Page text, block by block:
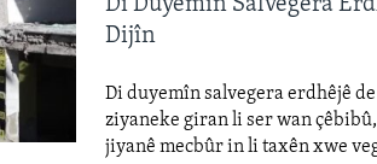
Dijîn
Di duyemîn salvegera erdhêjê
ziyaneke giran li ser wan
jiyanê mecbûr in li taxên xwe